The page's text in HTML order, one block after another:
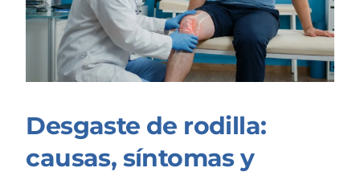
Desgaste de rodilla:
causas, síntomas y